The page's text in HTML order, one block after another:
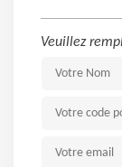
Veuillez